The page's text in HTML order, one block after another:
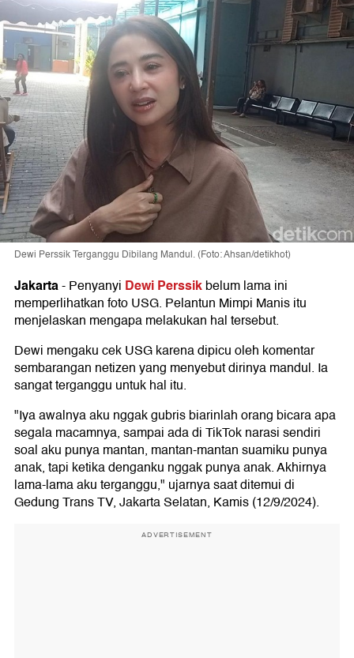
Dewi Perssik Terganggu Dibilang Mandul. (Foto: Ahsan/detikhot)
Jakarta-Penyanyi Dewi Perssikbelum lama ini
memperlihatkan foto USG. Pelantun Mimpi Manis itu
menjelaskan mengapa melakukan hal tersebut.
Dewi mengaku cek USG karena dipicu oleh komentar
sembarangan netizen yang menyebut dirinya mandul. Ia
sangat terganggu untuk hal itu.
"Iya awalnya aku nggak gubris biarinlah orang bicara apa
segala macamnya, sampai ada di TikTok narasi sendiri
soal aku punya mantan, mantan-mantan suamiku punya
anak, tapi ketika denganku nggak punya anak. Akhirnya
lama-lama aku terganggu," ujarnya saat ditemui di
Gedung Trans TV, Jakarta Selatan, Kamis (12/9/2024).
ADVERTISEMENT